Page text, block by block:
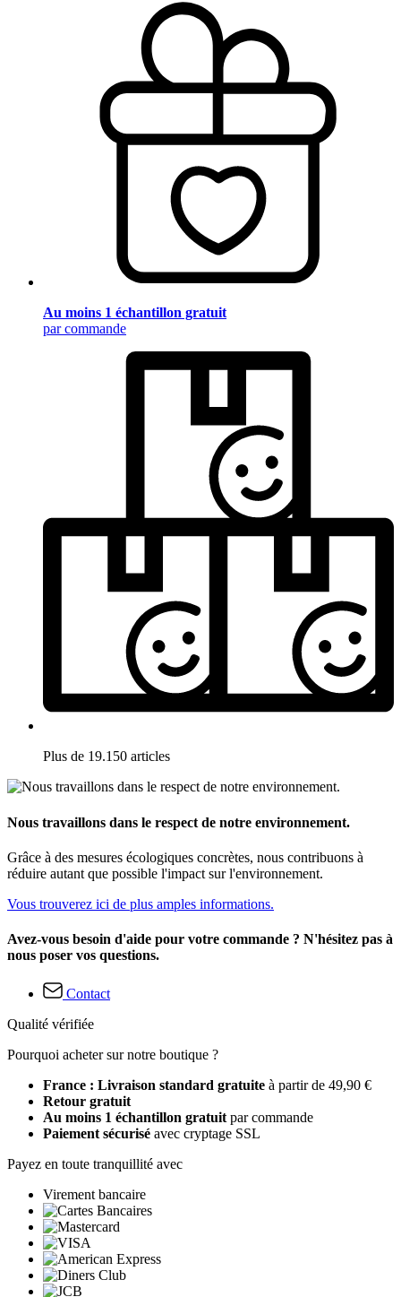
Au moins 1 échantillon gratuit
par commande
Plus de 19.150 articles
Nous travaillons dans le respect de notre environnement.
Grâce à des mesures écologiques concrètes, nous contribuons à
réduire autant que possible l'impact sur l'environnement.
Vous trouverez ici de plus amples informations.
Avez-vous besoin d'aide pour votre commande ? N'hésitez pas à
nous poser vos questions.
Contact
Qualité vérifiée
Pourquoi acheter sur notre boutique ?
France : Livraison standard gratuite à partir de 49,90 €
Retour gratuit
Au moins 1 échantillon gratuit par commande
Paiement sécurisé avec cryptage SSL
Payez en toute tranquillité avec
Virement bancaire